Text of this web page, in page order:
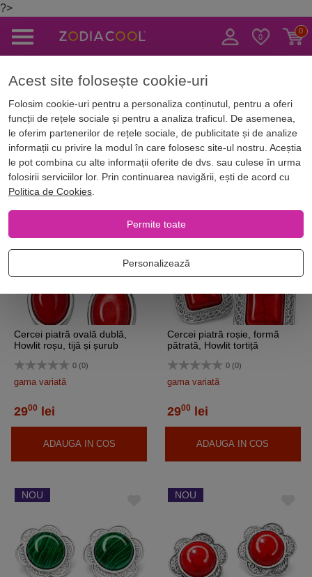
?>
Magazin Online Bijuterii norocoase Cercei cu pietre semipretioase
Cercei cu pietre semipretioase
Filtrează Cele mai noi Piatra Culoare
Cercei piatră ovală dublă,
Howlit roșu, tijă și șurub
0 (0)
gama variată
2900 lei
ADAUGA IN COS
NOU
Cercei piatră roșie, formă
pătrată, Howlit tortiță
0 (0)
gama variată
2900 lei
ADAUGA IN COS
NOU NOU
Acest site folosește cookie-uri
Folosim cookie-uri pentru a personaliza conținutul, pentru a oferi
funcții de rețele sociale și pentru a analiza traficul. De asemenea,
le oferim partenerilor de rețele sociale, de publicitate și de analize
informații cu privire la modul în care folosesc site-ul nostru. Aceștia
le pot combina cu alte informații oferite de dvs. sau culese în urma
folosirii serviciilor lor. Prin continuarea navigării, ești de acord cu
Politica de Cookies.
Permite toate
Personalizează